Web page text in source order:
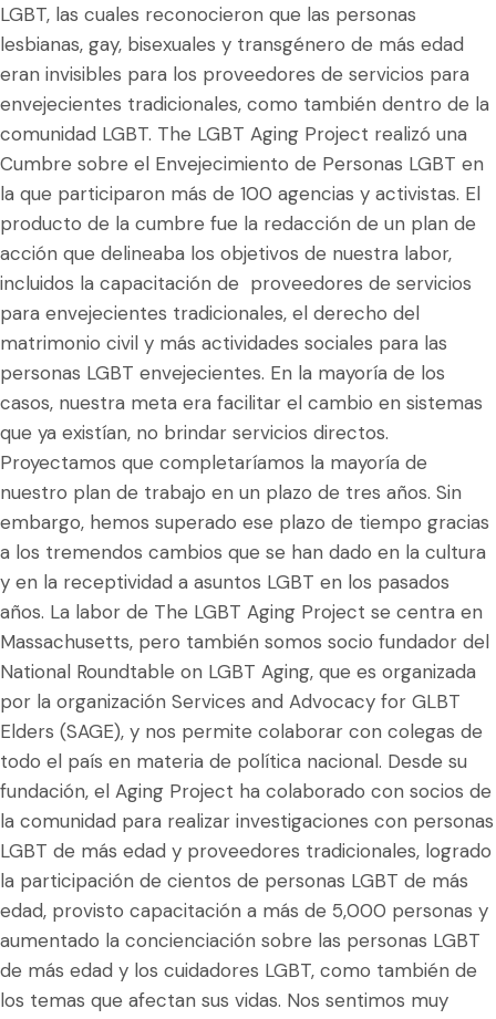
LGBT, las cuales reconocieron que las personas
lesbianas, gay, bisexuales y transgénero de más edad
eran invisibles para los proveedores de servicios para
envejecientes tradicionales, como también dentro de la
comunidad LGBT. The LGBT Aging Project realizó una
Cumbre sobre el Envejecimiento de Personas LGBT en
la que participaron más de 100 agencias y activistas. El
producto de la cumbre fue la redacción de un plan de
acción que delineaba los objetivos de nuestra labor,
incluidos la capacitación de proveedores de servicios
para envejecientes tradicionales, el derecho del
matrimonio civil y más actividades sociales para las
personas LGBT envejecientes. En la mayoría de los
casos, nuestra meta era facilitar el cambio en sistemas
que ya existían, no brindar servicios directos.
Proyectamos que completaríamos la mayoría de
nuestro plan de trabajo en un plazo de tres años. Sin
embargo, hemos superado ese plazo de tiempo gracias
a los tremendos cambios que se han dado en la cultura
y en la receptividad a asuntos LGBT en los pasados
años. La labor de The LGBT Aging Project se centra en
Massachusetts, pero también somos socio fundador del
National Roundtable on LGBT Aging, que es organizada
por la organización Services and Advocacy for GLBT
Elders (SAGE), y nos permite colaborar con colegas de
todo el país en materia de política nacional. Desde su
fundación, el Aging Project ha colaborado con socios de
la comunidad para realizar investigaciones con personas
LGBT de más edad y proveedores tradicionales, logrado
la participación de cientos de personas LGBT de más
edad, provisto capacitación a más de 5,000 personas y
aumentado la concienciación sobre las personas LGBT
de más edad y los cuidadores LGBT, como también de
los temas que afectan sus vidas. Nos sentimos muy